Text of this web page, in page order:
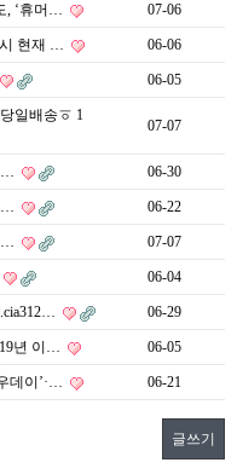
, ‘휴머… 07-06
현재 … 06-06
06-05
일배송ㆆ 1
07-07
… 06-30
06-22
… 07-07
06-04
06-29
년 이… 06-05
데이’·… 06-21
글쓰기